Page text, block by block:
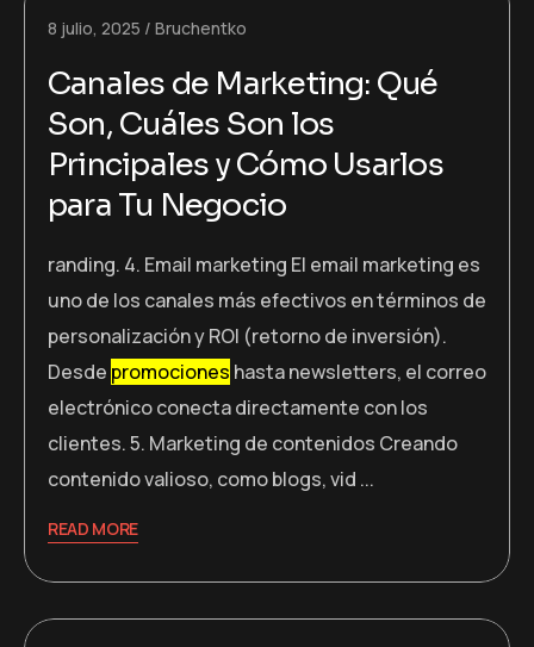
8 julio, 2025 Bruchentko
Canales de Marketing: Qué
Son, Cuáles Son los
Principales y Cómo Usarlos
para Tu Negocio
randing. 4. Email marketing El email marketing es
uno de los canales más efectivos en términos de
personalización y ROI (retorno de inversión).
Desde promociones hasta newsletters, el correo
electrónico conecta directamente con los
clientes. 5. Marketing de contenidos Creando
contenido valioso, como blogs, vid ...
READ MORE